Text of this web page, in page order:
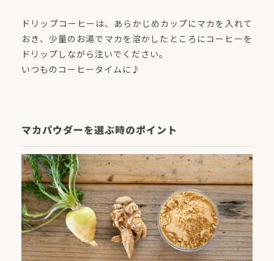
ドリップコーヒーは、あらかじめカップにマカを入れて
おき、少量のお湯でマカを溶かしたところにコーヒーを
ドリップしながら注いでください。
いつものコーヒータイムに♪
マカパウダーを選ぶ時のポイント